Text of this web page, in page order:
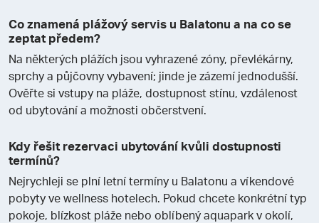
Co znamená plážový servis u Balatonu a na co se
zeptat předem?
Na některých plážích jsou vyhrazené zóny, převlékárny,
sprchy a půjčovny vybavení; jinde je zázemí jednodušší.
Ověřte si vstupy na pláže, dostupnost stínu, vzdálenost
od ubytování a možnosti občerstvení.
Kdy řešit rezervaci ubytování kvůli dostupnosti
termínů?
Nejrychleji se plní letní termíny u Balatonu a víkendové
pobyty ve wellness hotelech. Pokud chcete konkrétní typ
pokoje, blízkost pláže nebo oblíbený aquapark v okolí,